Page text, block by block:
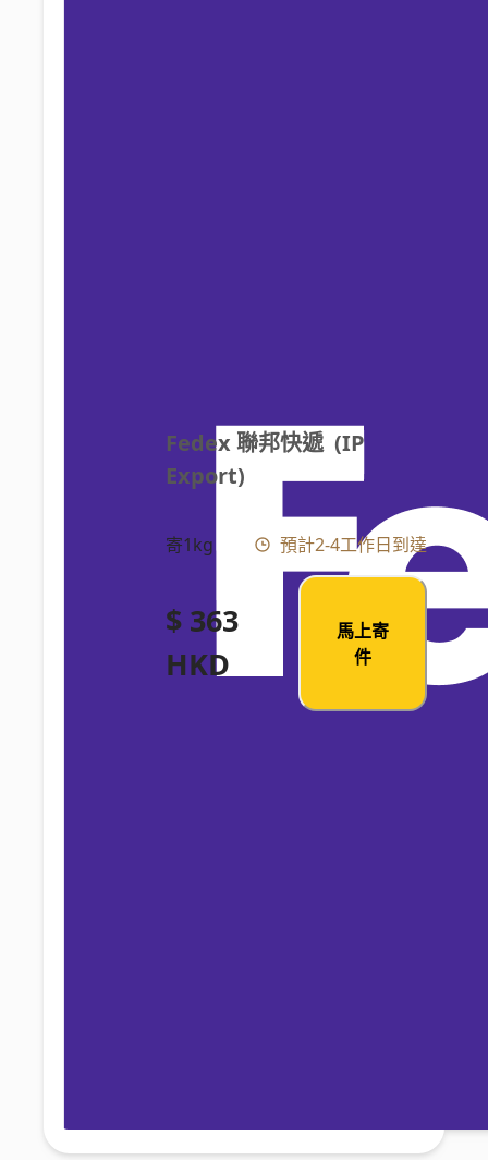
Fedex 聯邦快遞  (IP
Export)
寄1kg 預計2-4工作日到達
$ 363
HKD
馬上寄
件